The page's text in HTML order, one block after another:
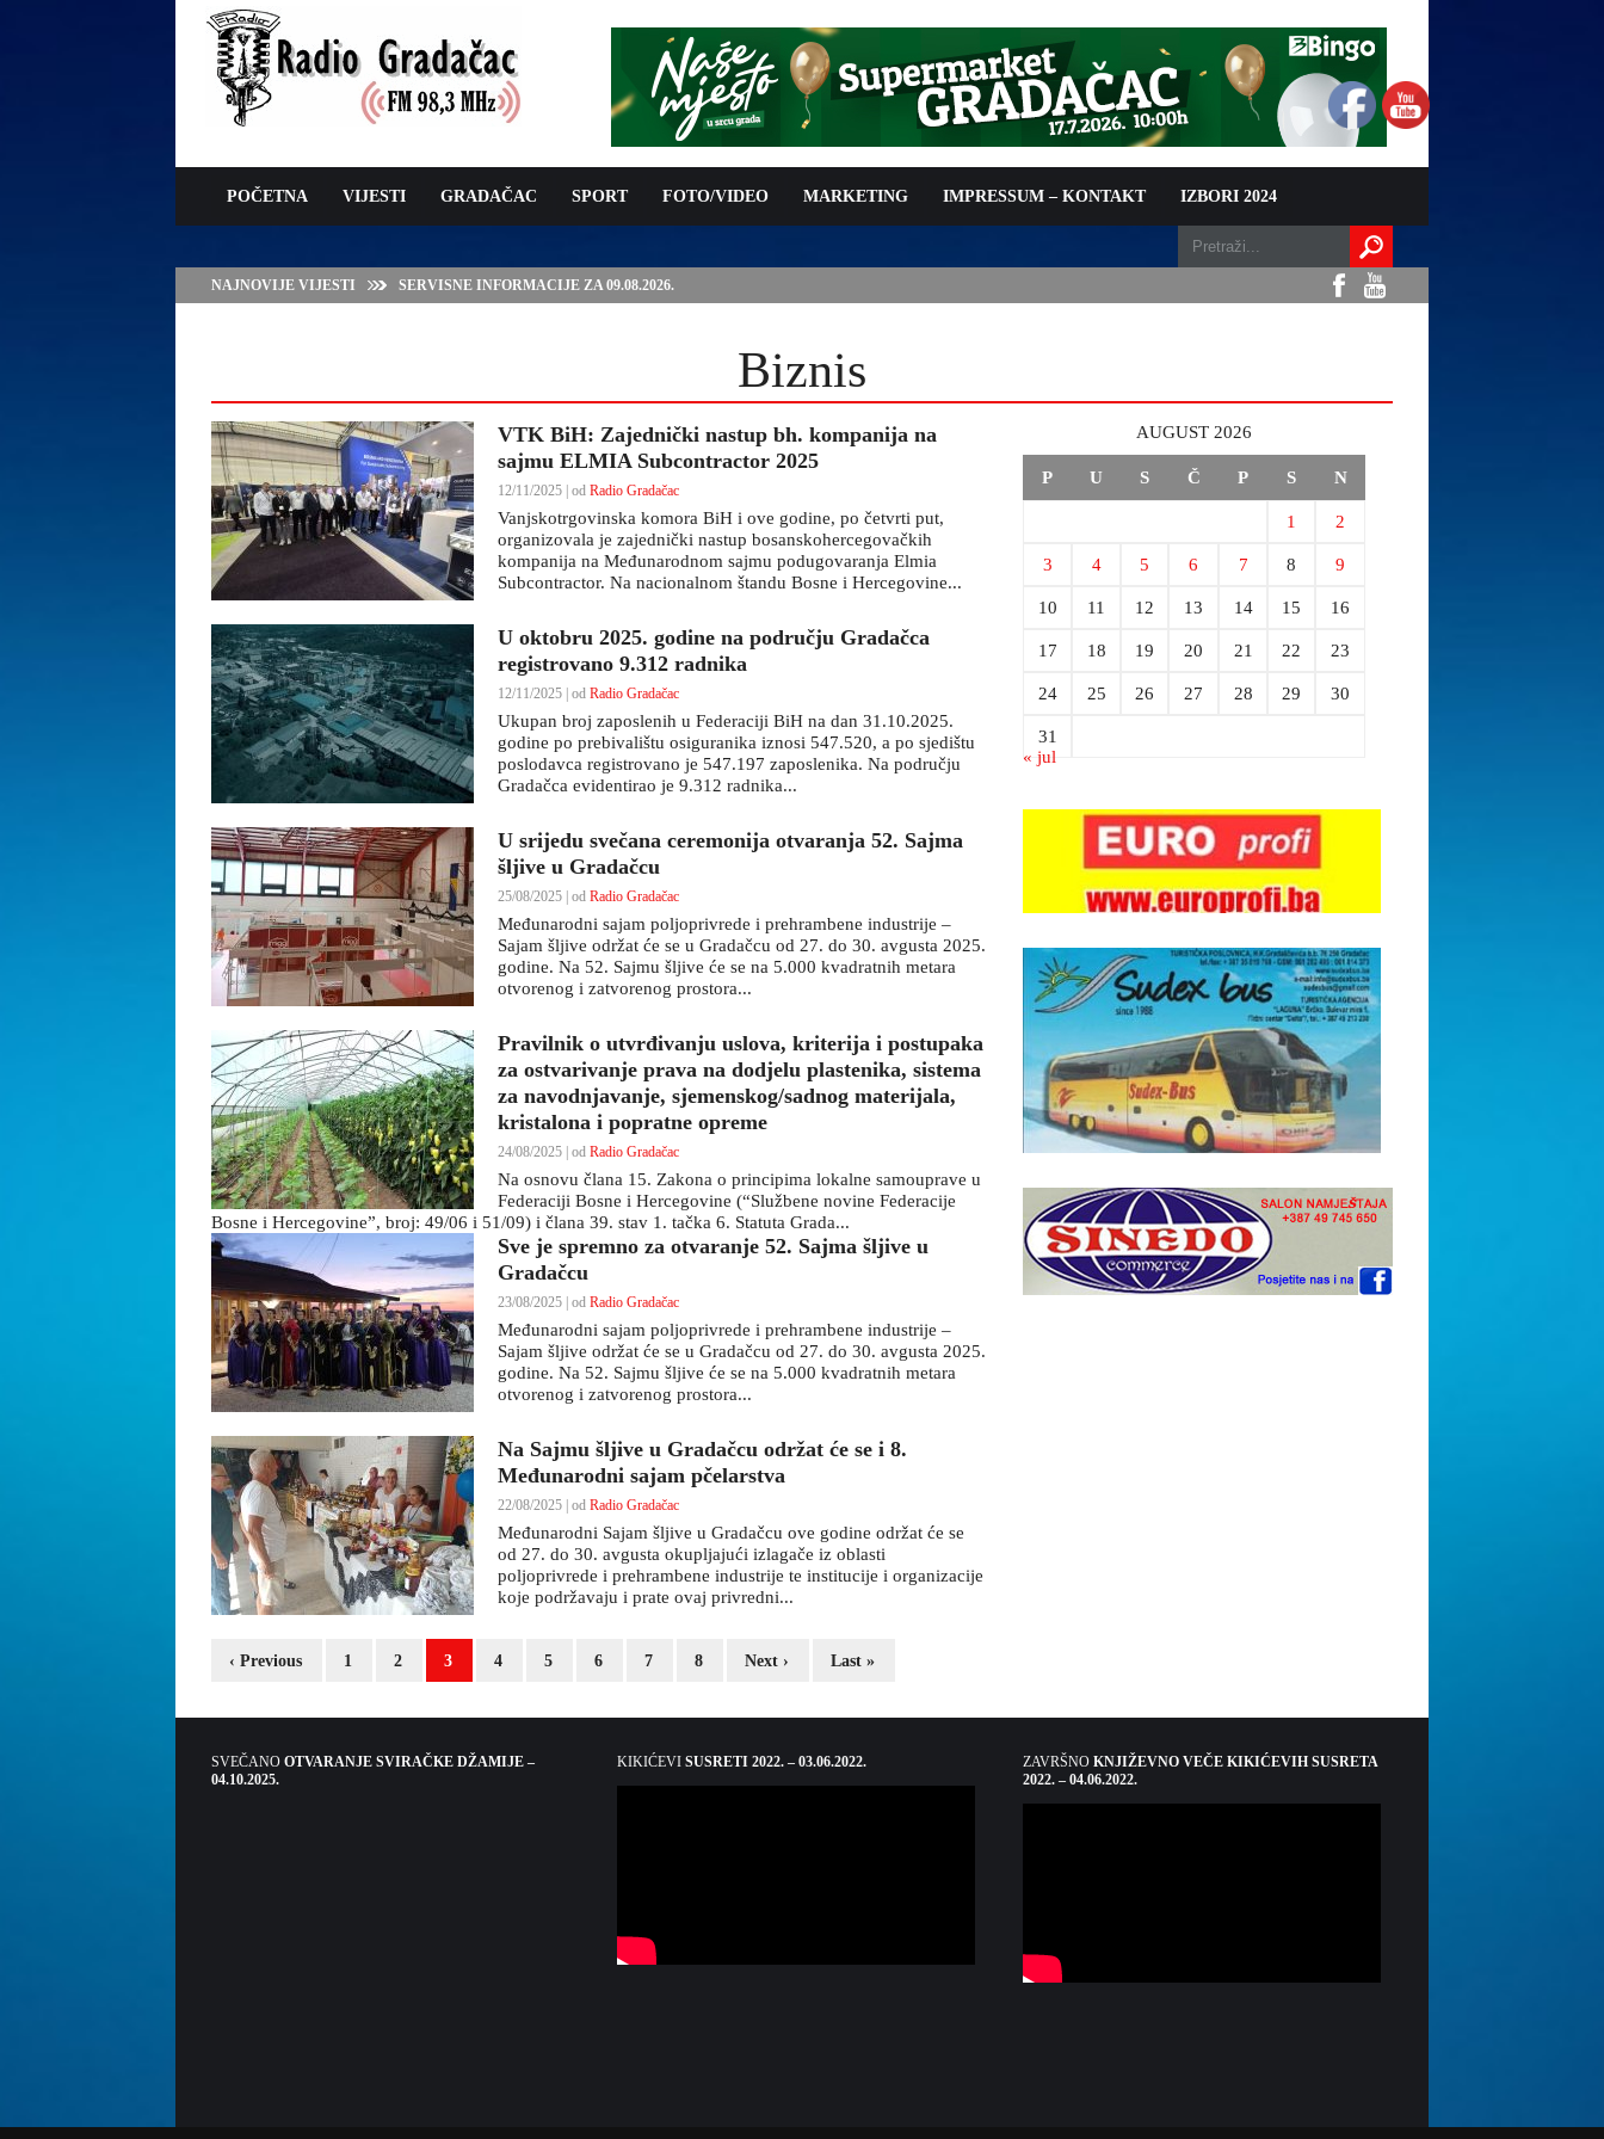
POČETNA VIJESTI GRADAČAC SPORT FOTO/VIDEO MARKETING IMPRESSUM – KONTAKT IZBORI 2024
NAJNOVIJE VIJESTI SERVISNE INFORMACIJE ZA 09.08.2026.
Biznis
VTK BiH: Zajednički nastup bh. kompanija na
sajmu ELMIA Subcontractor 2025
12/11/2025 | od Radio Gradačac
Vanjskotrgovinska komora BiH i ove godine, po četvrti put,
organizovala je zajednički nastup bosanskohercegovačkih
kompanija na Međunarodnom sajmu podugovaranja Elmia
Subcontractor. Na nacionalnom štandu Bosne i Hercegovine...
U oktobru 2025. godine na području Gradačca
registrovano 9.312 radnika
12/11/2025 | od Radio Gradačac
Ukupan broj zaposlenih u Federaciji BiH na dan 31.10.2025.
godine po prebivalištu osiguranika iznosi 547.520, a po sjedištu
poslodavca registrovano je 547.197 zaposlenika. Na području
Gradačca evidentirao je 9.312 radnika...
U srijedu svečana ceremonija otvaranja 52. Sajma
šljive u Gradačcu
25/08/2025 | od Radio Gradačac
Međunarodni sajam poljoprivrede i prehrambene industrije –
Sajam šljive održat će se u Gradačcu od 27. do 30. avgusta 2025.
godine. Na 52. Sajmu šljive će se na 5.000 kvadratnih metara
otvorenog i zatvorenog prostora...
Pravilnik o utvrđivanju uslova, kriterija i postupaka
za ostvarivanje prava na dodjelu plastenika, sistema
za navodnjavanje, sjemenskog/sadnog materijala,
kristalona i popratne opreme
24/08/2025 | od Radio Gradačac
Na osnovu člana 15. Zakona o principima lokalne samouprave u
Federaciji Bosne i Hercegovine (“Službene novine Federacije
Bosne i Hercegovine”, broj: 49/06 i 51/09) i člana 39. stav 1. tačka 6. Statuta Grada...
Sve je spremno za otvaranje 52. Sajma šljive u
Gradačcu
23/08/2025 | od Radio Gradačac
Međunarodni sajam poljoprivrede i prehrambene industrije –
Sajam šljive održat će se u Gradačcu od 27. do 30. avgusta 2025.
godine. Na 52. Sajmu šljive će se na 5.000 kvadratnih metara
otvorenog i zatvorenog prostora...
Na Sajmu šljive u Gradačcu održat će se i 8.
Međunarodni sajam pčelarstva
22/08/2025 | od Radio Gradačac
Međunarodni Sajam šljive u Gradačcu ove godine održat će se
od 27. do 30. avgusta okupljajući izlagače iz oblasti
poljoprivrede i prehrambene industrije te institucije i organizacije
koje podržavaju i prate ovaj privredni...
‹ Previous 1 2 3 4 5 6 7 8 Next › Last »
AUGUST 2026
P U S Č P S N
1 2
3 4 5 6 7 8 9
10 11 12 13 14 15 16
17 18 19 20 21 22 23
24 25 26 27 28 29 30
31
« jul
SVEČANO OTVARANJE SVIRAČKE DŽAMIJE –
04.10.2025.
KIKIĆEVI SUSRETI 2022. – 03.06.2022. ZAVRŠNO KNJIŽEVNO VEČE KIKIĆEVIH SUSRETA
2022. – 04.06.2022.